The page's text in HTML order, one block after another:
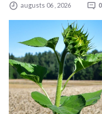
augusts 06 , 2026 0